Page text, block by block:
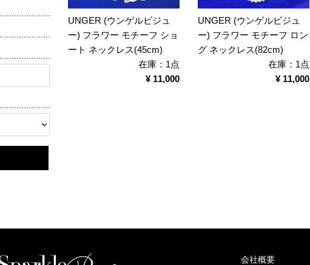
UNGER (ウンゲルビジュ
ー) フラワー モチーフ ショ
ート ネックレス(45cm)
在庫：1点
¥ 11,000
UNGER (ウンゲルビジュ
ー) フラワー モチーフ ロン
グ ネックレス(82cm)
在庫：1点
¥ 11,000
会社概要